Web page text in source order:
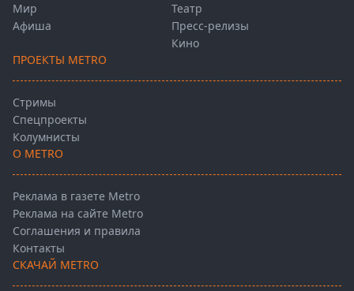
Мир
Афиша
Театр
Пресс-релизы
Кино
ПРОЕКТЫ METRO
Стримы
Спецпроекты
Колумнисты
О METRO
Реклама в газете Metro
Реклама на сайте Metro
Соглашения и правила
Контакты
СКАЧАЙ METRO